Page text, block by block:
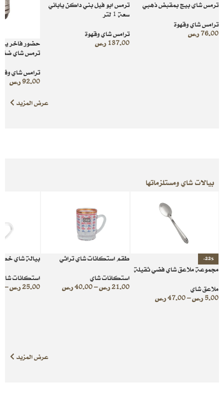
ترمس شاي بيج بمقبض ذهبي
ترامس شاي وقهوة
76.00ر.س
ترمس ابو فيل بني داكن ياباني
سعة 1 لتر
ترامس شاي وقهوة
137.00 ر.س
حضور فاخر
ترمس شاي ضغاط 1
ترامس شاي
92.00ر.س
عرض المزيد
بيالات شاي ومستلزماتها
-22%
مجموعة ملاعق شاي فضي ثقيلة
ملاعق شاي
5.00ر.س–
47.00ر.س
طقم استكانات شاي تراثي
استكانات شاي
21.00ر.س–
40.00ر.س
بيالة شاي
استكانات شاي
25.00ر.س–
عرض المزيد